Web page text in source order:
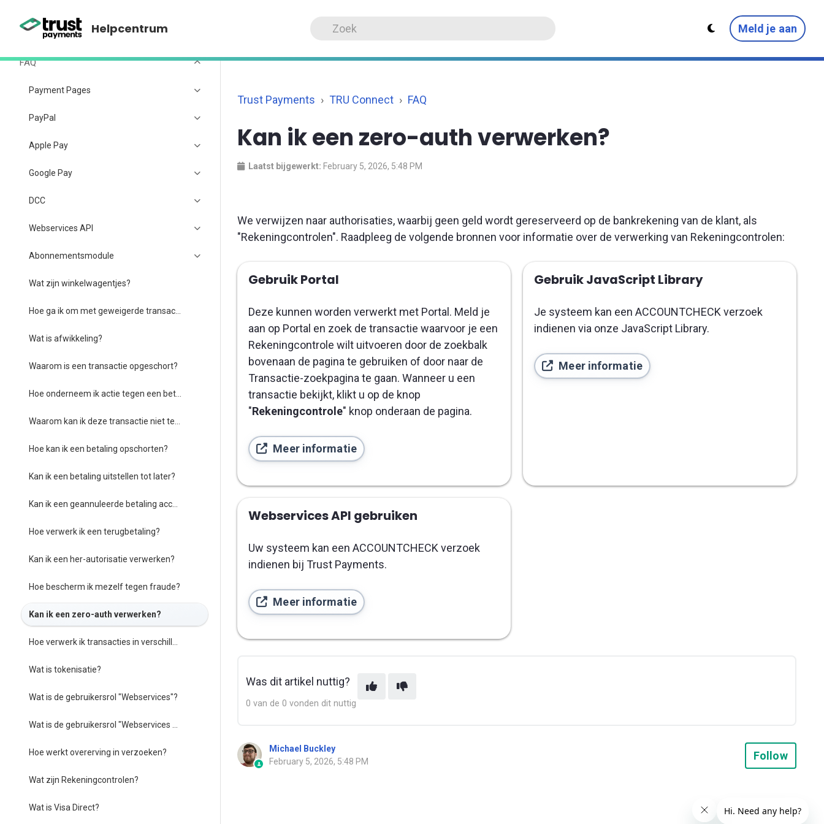
Helpcentrum Meld je aan
Operationele gidsen
FAQ
Payment Pages
PayPal
Apple Pay
Google Pay
DCC
Webservices API
Abonnementsmodule
Wat zijn winkelwagentjes?
Wat is afwikkeling?
Waarom is een transactie opgeschort?
Hoe kan ik een betaling opschorten?
Kan ik een betaling uitstellen tot later?
Hoe verwerk ik een terugbetaling?
Kan ik een her-autorisatie verwerken?
Hoe bescherm ik mezelf tegen fraude?
Kan ik een zero-auth verwerken?
Wat is tokenisatie?
Wat is de gebruikersrol "Webservices"?
Hoe werkt overerving in verzoeken?
Wat zijn Rekeningcontrolen?
Wat is Visa Direct?
Trust Payments TRU Connect FAQ
Kan ik een zero-auth verwerken?
Laatst bijgewerkt: February 5, 2026, 5:48 PM
We verwijzen naar authorisaties, waarbij geen geld wordt gereserveerd op de bankrekening van de klant, als
"Rekeningcontrolen". Raadpleeg de volgende bronnen voor informatie over de verwerking van Rekeningcontrolen:
Gebruik Portal
Deze kunnen worden verwerkt met Portal. Meld je
aan op Portal en zoek de transactie waarvoor je een
Rekeningcontrole wilt uitvoeren door de zoekbalk
bovenaan de pagina te gebruiken of door naar de
Transactie-zoekpagina te gaan. Wanneer u een
transactie bekijkt, klikt u op de knop
"Rekeningcontrole" knop onderaan de pagina.
Meer informatie
Gebruik JavaScript Library
Je systeem kan een ACCOUNTCHECK verzoek
indienen via onze JavaScript Library.
Meer informatie
Webservices API gebruiken
Uw systeem kan een ACCOUNTCHECK verzoek
indienen bij Trust Payments.
Meer informatie
Was dit artikel nuttig?
0 van de 0 vonden dit nuttig
Michael Buckley
February 5, 2026, 5:48 PM
Follow